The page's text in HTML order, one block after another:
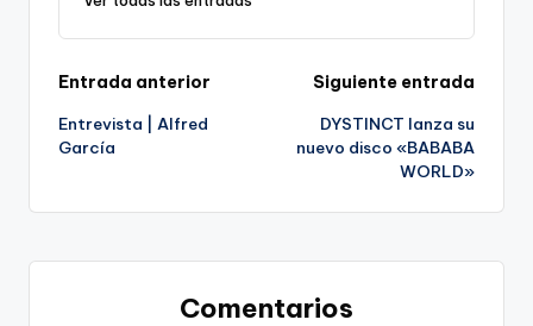
Navegación
de
Entrada anterior
Entrevista | Alfred
García
Siguiente entrada
DYSTINCT lanza su
nuevo disco «BABABA
WORLD»
Comentarios